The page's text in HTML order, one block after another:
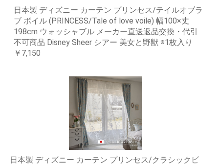
日本製 ディズニー カーテン プリンセス/テイルオブラ
ブ ボイル (PRINCESS/Tale of love voile) 幅100×丈
198cm ウォッシャブル メーカー直送返品交換・代引
不可商品 Disney Sheer シアー 美女と野獣 ※1枚入り
￥7,150
日本製 ディズニー カーテン プリンセス/クラシックビ